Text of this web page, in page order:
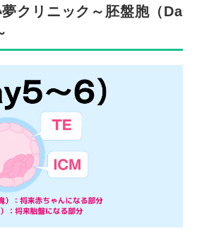
クリニック～胚盤胞（Da